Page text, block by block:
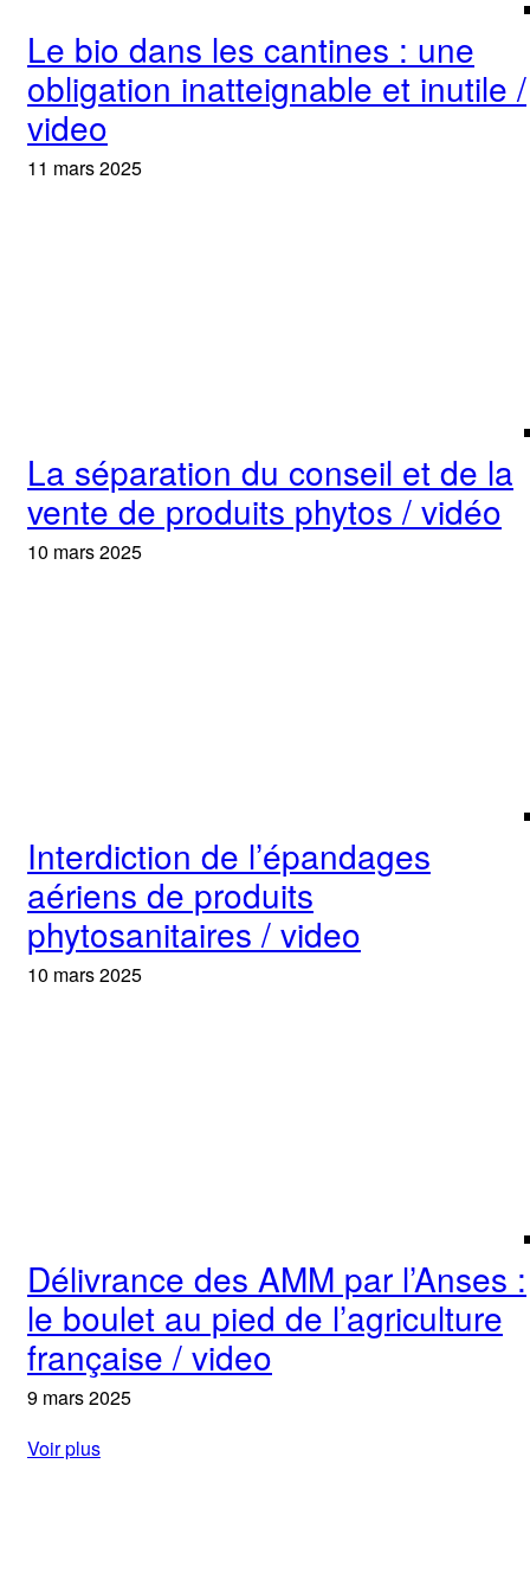
Le bio dans les cantines : une
obligation inatteignable et inutile /
video
11 mars 2025
La séparation du conseil et de la
vente de produits phytos / vidéo
10 mars 2025
Interdiction de l’épandages
aériens de produits
phytosanitaires / video
10 mars 2025
Délivrance des AMM par l’Anses :
le boulet au pied de l’agriculture
française / video
9 mars 2025
Voir plus